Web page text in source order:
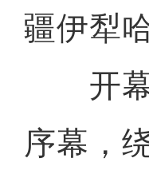
疆伊犁
开幕
序幕，